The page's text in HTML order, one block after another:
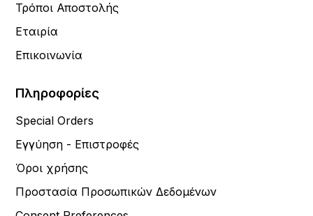
Τρόποι Αποστολής
Εταιρία
Επικοινωνία
Πληροφορίες
Special Orders
Εγγύηση - Επιστροφές
Όροι χρήσης
Προστασία Προσωπικών Δεδομένων